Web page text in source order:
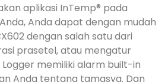
aplikasi InTemp® pada
Anda dapat dengan mudah
dengan salah satu dari
prasetel, atau mengatur
Logger memiliki alarm built-in
Anda tentang tamasya. Dan